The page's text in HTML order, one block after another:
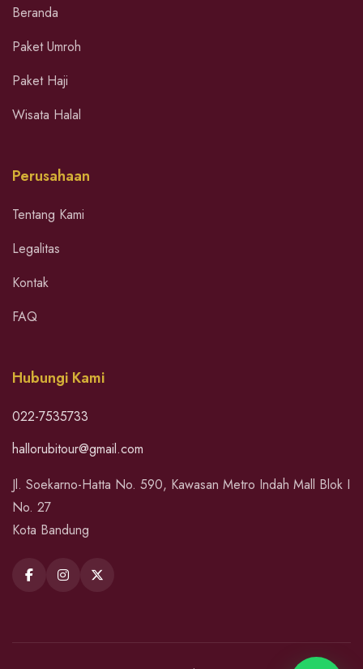
Beranda
Paket Umroh
Paket Haji
Wisata Halal
Perusahaan
Tentang Kami
Legalitas
Kontak
FAQ
Hubungi Kami
022-7535733
hallorubitour@gmail.com
Jl. Soekarno-Hatta No. 590, Kawasan Metro Indah Mall Blok I
No. 27
Kota Bandung